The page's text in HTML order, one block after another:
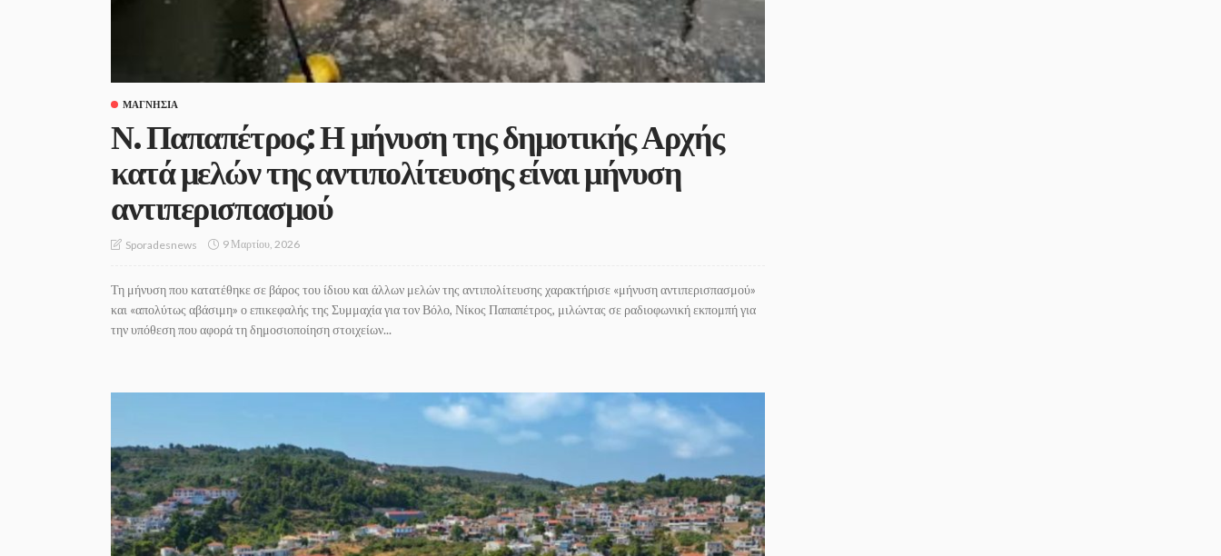
ΜΑΓΝΗΣΊΑ
Ν. Παπαπέτρος: Η μήνυση της δημοτικής Αρχής
κατά μελών της αντιπολίτευσης είναι μήνυση
αντιπερισπασμού
Sporadesnews 9 Μαρτίου, 2026
Τη μήνυση που κατατέθηκε σε βάρος του ίδιου και άλλων μελών της αντιπολίτευσης χαρακτήρισε «μήνυση αντιπερισπασμού»
και «απολύτως αβάσιμη» ο επικεφαλής της Συμμαχία για τον Βόλο, Νίκος Παπαπέτρος, μιλώντας σε ραδιοφωνική εκπομπή για
την υπόθεση που αφορά τη δημοσιοποίηση στοιχείων...